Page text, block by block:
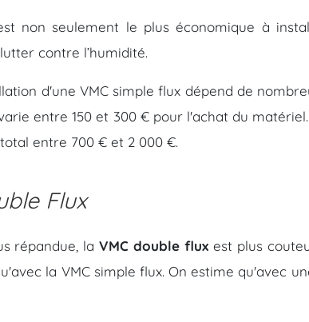
non seulement le plus économique à
contre l’humidité.
d'une VMC simple flux dépend de
entre 150 et 300 € pour l'achat du
entre 700 € et 2 000 €.
Flux
répandue, laVMC double fluxest plus
la VMC simple flux. On estime qu'avec